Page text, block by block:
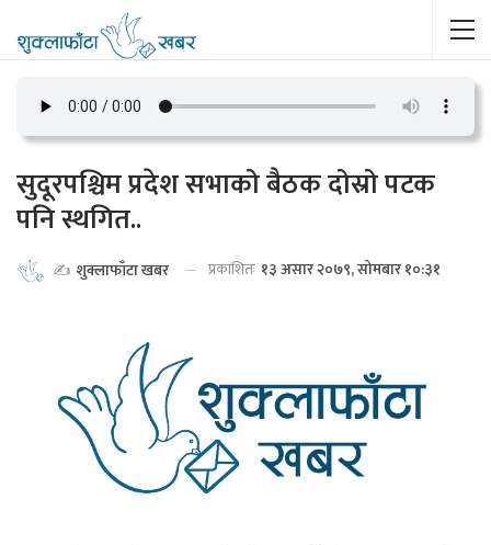
सुदूरपश्चिम प्रदेश सभाको बैठक दोस्रो पटक
पनि स्थगित..
✍️ शुक्लाफाँटा खबर प्रकाशितः १३ असार २०७९, सोमबार १०:३१